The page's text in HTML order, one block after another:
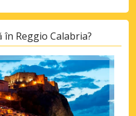
în Reggio Calabria?